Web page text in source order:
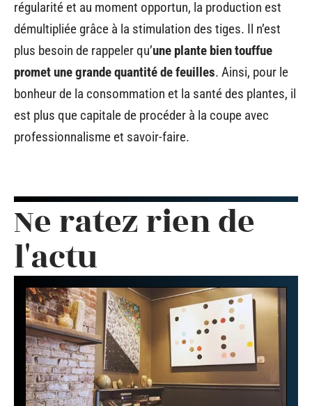
régularité et au moment opportun, la production est
démultipliée grâce à la stimulation des tiges. Il n’est
plus besoin de rappeler qu’une plante bien touffue
promet une grande quantité de feuilles. Ainsi, pour le
bonheur de la consommation et la santé des plantes, il
est plus que capitale de procéder à la coupe avec
professionnalisme et savoir-faire.
Ne ratez rien de
l'actu